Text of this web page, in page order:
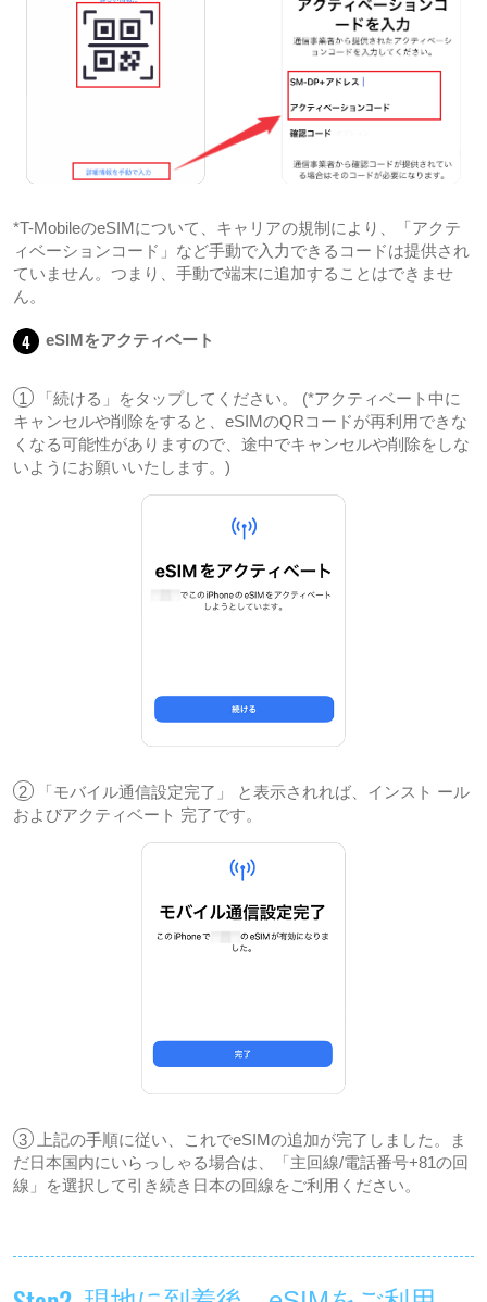
*T-MobileのeSIMについて、キャリアの規制により、「アクテ
ィベーションコード」など手動で入力できるコードは提供され
ていません。つまり、手動で端末に追加することはできませ
ん。
4 eSIMをアクティベート
1
「続ける」をタップしてください。 (*アクティベート中に
キャンセルや削除をすると、eSIMのQRコードが再利用できな
くなる可能性がありますので、途中でキャンセルや削除をしな
いようにお願いいたします。)
2
「モバイル通信設定完了」 と表示されれば、インスト ール
およびアクティベート 完了です。
3
上記の手順に従い、これでeSIMの追加が完了しました。ま
だ日本国内にいらっしゃる場合は、「主回線/電話番号+81の回
線」を選択して引き続き日本の回線をご利用ください。